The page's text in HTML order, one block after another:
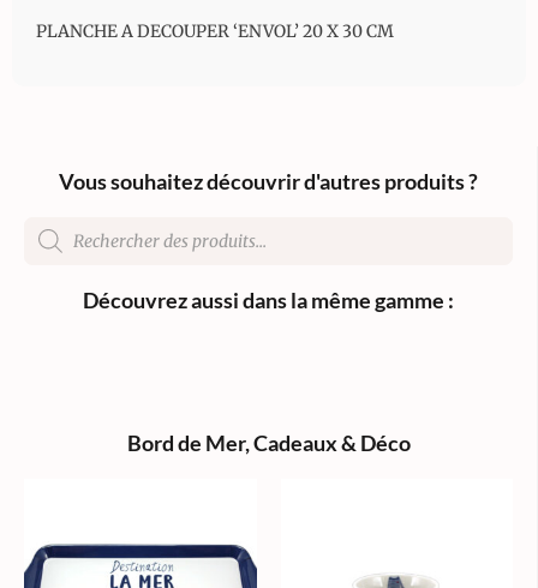
PLANCHE A DECOUPER ‘ENVOL’ 20 X 30 CM
Vous souhaitez découvrir d'autres produits ?
Découvrez aussi dans la même gamme :
Bord de Mer,Cadeaux & Déco